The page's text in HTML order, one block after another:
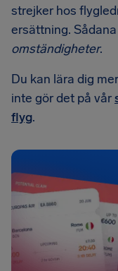
strejker hos
ersättning.
omständigheter.
Du kan lära dig
inte gör det på vår
flyg.